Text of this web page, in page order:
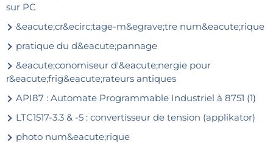
sur PC
&eacute;cr&ecirc;tage-m&egrave;tre num&eacute;rique
pratique du d&eacute;pannage
&eacute;conomiseur d'&eacute;nergie pour
r&eacute;frig&eacute;rateurs antiques
API87 : Automate Programmable Industriel à 8751 (1)
LTC1517-3.3 & -5 : convertisseur de tension (applikator)
photo num&eacute;rique